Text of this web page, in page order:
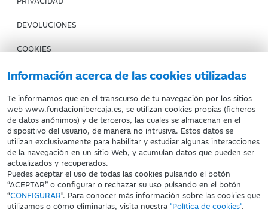
Información acerca de las cookies utilizadas
Te informamos que en el transcurso de tu navegación por los sitios
web www.fundacionibercaja.es, se utilizan cookies propias (ficheros
de datos anónimos) y de terceros, las cuales se almacenan en el
dispositivo del usuario, de manera no intrusiva. Estos datos se
utilizan exclusivamente para habilitar y estudiar algunas interacciones
de la navegación en un sitio Web, y acumulan datos que pueden ser
actualizados y recuperados.
Puedes aceptar el uso de todas las cookies pulsando el botón
“ACEPTAR” o configurar o rechazar su uso pulsando en el botón
“CONFIGURAR". Para conocer más información sobre las cookies que
utilizamos o cómo eliminarlas, visita nuestra "Política de cookies".
DEVOLUCIONES
COOKIES
CONDICIONES DE COMPRA
IBERCAJA BANCO
Fundación Bancaria Ibercaja. C.I.F. G-50000652.
Inscrita en el Registro de Fundaciones del Mº de Educación,
Cultura y Deporte con el nº 1689.
Domicilio social: Joaquín Costa, 13. 50001 Zaragoza.